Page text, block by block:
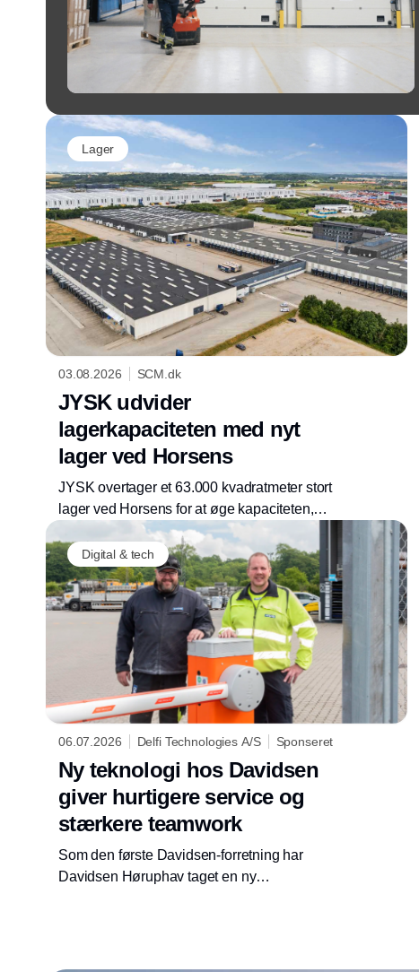
Lager
03.08.2026 SCM.dk
JYSK udvider
lagerkapaciteten med nyt
lager ved Horsens
JYSK overtager et 63.000 kvadratmeter stort
lager ved Horsens for at øge kapaciteten,
samle mindre lagre og styrke leverancer til
butikker og e-handel.
Digital & tech
06.07.2026 Delfi Technologies A/S Sponseret
Ny teknologi hos Davidsen
giver hurtigere service og
stærkere teamwork
Som den første Davidsen-forretning har
Davidsen Høruphav taget en ny